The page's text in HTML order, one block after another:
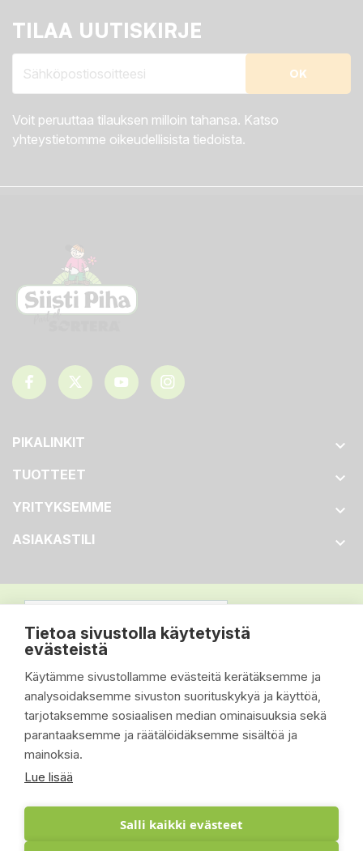
Tietoa sivustolla käytetyistä
evästeistä
Käytämme sivustollamme evästeitä kerätäksemme ja
analysoidaksemme sivuston suorituskykyä ja käyttöä,
tarjotaksemme sosiaalisen median ominaisuuksia sekä
parantaaksemme ja räätälöidäksemme sisältöä ja
mainoksia.
Lue lisää
Salli kaikki evästeet
TILAA UUTISKIRJE
Voit peruuttaa tilauksen milloin tahansa. Katso
yhteystietomme oikeudellisista tiedoista.
PIKALINKIT 
TUOTTEET 
YRITYKSEMME 
ASIAKASTILI 